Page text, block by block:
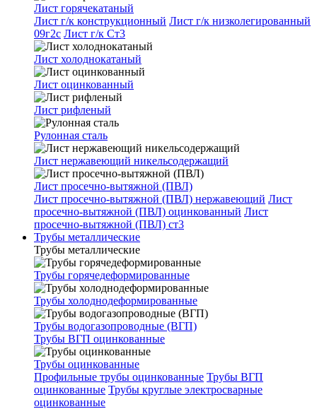
Лист горячекатаный
Лист г/к конструкционный Лист г/к низколегированный
09г2с Лист г/к Ст3
Лист холоднокатаный
Лист оцинкованный
Лист рифленый
Рулонная сталь
Лист нержавеющий никельсодержащий
Лист просечно-вытяжной (ПВЛ)
Лист просечно-вытяжной (ПВЛ) нержавеющий Лист
просечно-вытяжной (ПВЛ) оцинкованный Лист
просечно-вытяжной (ПВЛ) ст3
Трубы металлические
Трубы металлические
Трубы горячедеформированные
Трубы холоднодеформированные
Трубы водогазопроводные (ВГП)
Трубы ВГП оцинкованные
Трубы оцинкованные
Профильные трубы оцинкованные Трубы ВГП
оцинкованные Трубы круглые электросварные
оцинкованные